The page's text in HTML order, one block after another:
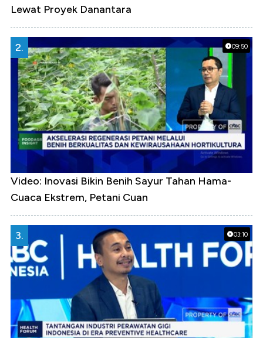
Lewat Proyek Danantara
09:50
2.
Video: Inovasi Bikin Benih Sayur Tahan Hama-
Cuaca Ekstrem, Petani Cuan
03:10
3.